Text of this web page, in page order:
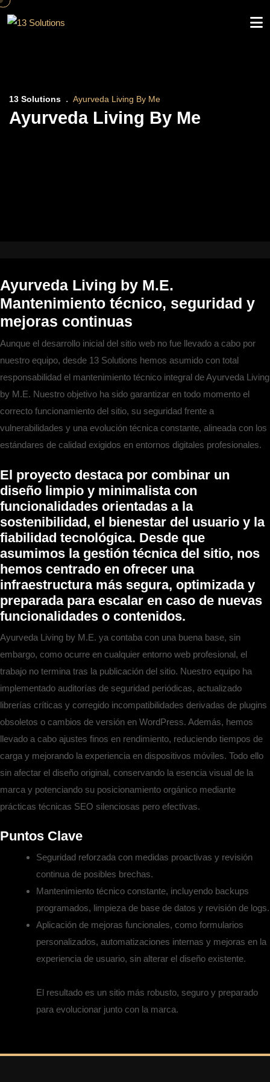
to
content
13 Solutions Ayurveda Living By Me
Ayurveda Living By Me
Ayurveda Living by M.E.
Mantenimiento técnico, seguridad y
mejoras continuas
Aunque el desarrollo inicial del sitio web no fue llevado a cabo por
nuestro equipo, desde 13 Solutions hemos asumido con total
responsabilidad el mantenimiento técnico integral de Ayurveda Living
by M.E. Nuestro objetivo ha sido garantizar en todo momento el
correcto funcionamiento del sitio, su seguridad frente a
vulnerabilidades y una evolución técnica constante, alineada con los
estándares de calidad exigidos en entornos digitales profesionales.
El proyecto destaca por combinar un
diseño limpio y minimalista con
funcionalidades orientadas a la
sostenibilidad, el bienestar del usuario y la
fiabilidad tecnológica. Desde que
asumimos la gestión técnica del sitio, nos
hemos centrado en ofrecer una
infraestructura más segura, optimizada y
preparada para escalar en caso de nuevas
funcionalidades o contenidos.
Ayurveda Living by M.E. ya contaba con una buena base, sin
embargo, como ocurre en cualquier entorno web profesional, el
trabajo no termina tras la publicación del sitio. Nuestro equipo ha
implementado auditorías de seguridad periódicas, actualizado
librerías críticas y corregido incompatibilidades derivadas de plugins
obsoletos o cambios de versión en WordPress. Además, hemos
llevado a cabo ajustes finos en rendimiento, reduciendo tiempos de
carga y mejorando la experiencia en dispositivos móviles. Todo ello
sin afectar el diseño original, conservando la esencia visual de la
marca y potenciando su posicionamiento orgánico mediante
prácticas técnicas SEO silenciosas pero efectivas.
Puntos Clave
Seguridad reforzada con medidas proactivas y revisión
continua de posibles brechas.
Mantenimiento técnico constante, incluyendo backups
programados, limpieza de base de datos y revisión de logs.
Aplicación de mejoras funcionales, como formularios
personalizados, automatizaciones internas y mejoras en la
experiencia de usuario, sin alterar el diseño existente.
El resultado es un sitio más robusto, seguro y preparado
para evolucionar junto con la marca.